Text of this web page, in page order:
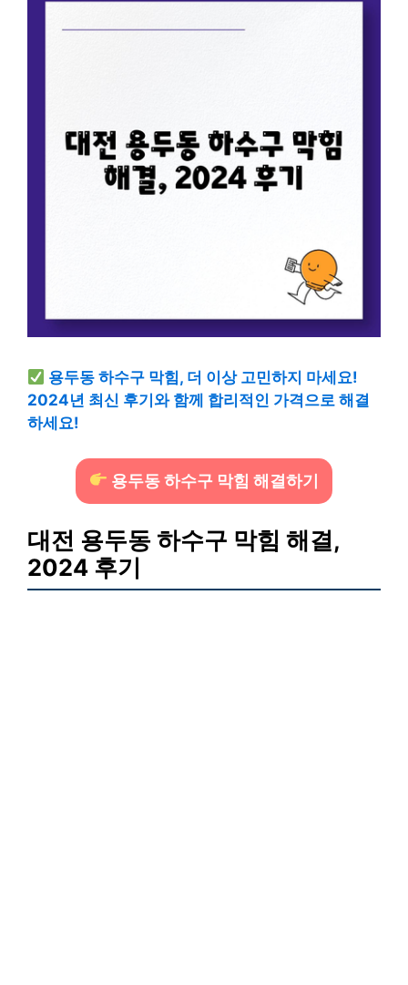
용두동 하수구 막힘, 더 이상 고민하지 마세요!
2024년 최신 후기와 함께 합리적인 가격으로 해결
하세요!
용두동 하수구 막힘 해결하기
대전 용두동 하수구 막힘 해결,
2024 후기